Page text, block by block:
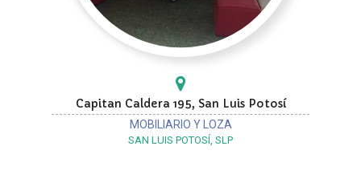
Capitan Caldera 195, San Luis Potosí
MOBILIARIO Y LOZA
SAN LUIS POTOSÍ, SLP